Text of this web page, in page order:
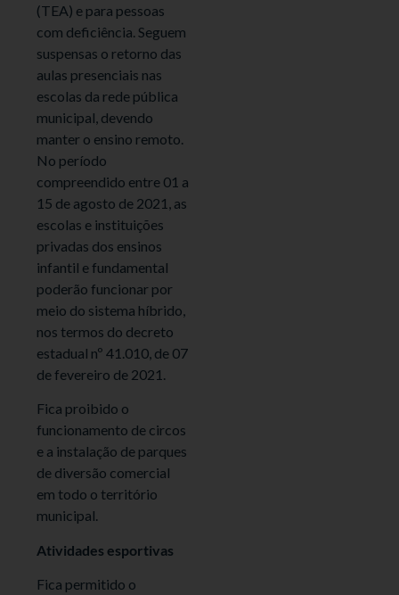
(TEA) e para pessoas
com deficiência. Seguem
suspensas o retorno das
aulas presenciais nas
escolas da rede pública
municipal, devendo
manter o ensino remoto.
No período
compreendido entre 01 a
15 de agosto de 2021, as
escolas e instituições
privadas dos ensinos
infantil e fundamental
poderão funcionar por
meio do sistema híbrido,
nos termos do decreto
estadual nº 41.010, de 07
de fevereiro de 2021.
Fica proibido o
funcionamento de circos
e a instalação de parques
de diversão comercial
em todo o território
municipal.
Atividades esportivas
Fica permitido o